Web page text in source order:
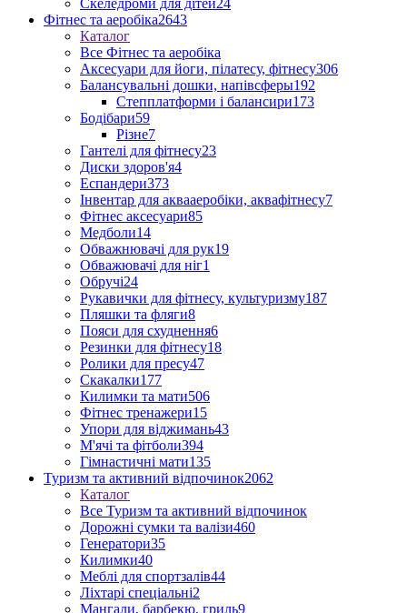
Скеледроми для дітей24
Фітнес та аеробіка2643
Каталог
Все Фітнес та аеробіка
Аксесуари для йоги, пілатесу, фітнесу306
Балансувальні дошки, напівсферы192
Степплатформи і балансири173
Бодібари59
Різне7
Гантелі для фітнесу23
Диски здоров'я4
Еспандери373
Інвентар для аквааеробіки, аквафітнесу7
Фітнес аксесуари85
Медболи14
Обважнювачі для рук19
Обважювачі для ніг1
Обручі24
Рукавички для фітнесу, культуризму187
Пляшки та фляги8
Пояси для схуднення6
Резинки для фітнесу18
Ролики для пресу47
Скакалки177
Килимки та мати506
Фітнес тренажери15
Упори для віджимань43
М'ячі та фітболи394
Гімнастичні мати135
Туризм та активний відпочинок2062
Каталог
Все Туризм та активний відпочинок
Дорожні сумки та валізи460
Генератори35
Килимки40
Меблі для спортзалів44
Ліхтарі спеціальні2
Мангали, барбекю, гриль9